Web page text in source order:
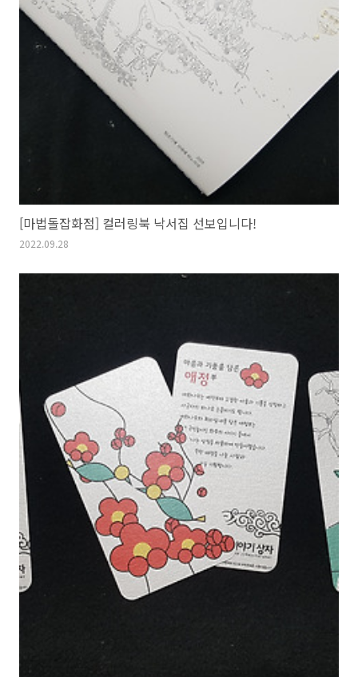
[마법돌잡화점] 컬러링북 낙서집 선보입니다!
2022.09.28